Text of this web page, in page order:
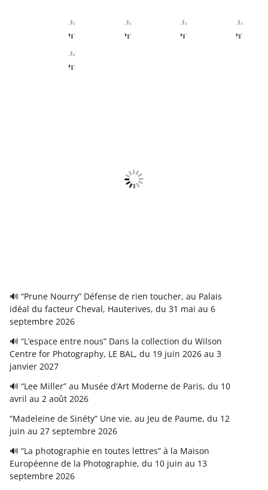
🔊 “Prune Nourry” Défense de rien toucher, au Palais
idéal du facteur Cheval, Hauterives, du 31 mai au 6
septembre 2026
🔊 “L’espace entre nous” Dans la collection du Wilson
Centre for Photography, LE BAL, du 19 juin 2026 au 3
janvier 2027
🔊 “Lee Miller” au Musée d’Art Moderne de Paris, du 10
avril au 2 août 2026
“Madeleine de Sinéty” Une vie, au Jeu de Paume, du 12
juin au 27 septembre 2026
🔊 “La photographie en toutes lettres” à la Maison
Européenne de la Photographie, du 10 juin au 13
septembre 2026